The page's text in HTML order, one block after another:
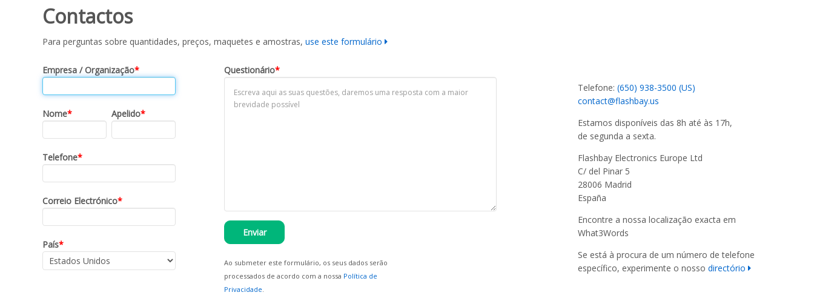
Contactos
Para perguntas sobre quantidades, preços, maquetes e amostras, use este formulário
Empresa / Organização*
Nome* Apelido*
Telefone*
Correio Electrónico*
País*
Questionário*
Enviar
Ao submeter este formulário, os seus dados serão
processados de acordo com a nossa Política de
Privacidade.
Telefone: (650) 938-3500 (US)
contact@flashbay.us
Estamos disponíveis das 8h até às 17h,
de segunda a sexta.
Flashbay Electronics Europe Ltd
C/ del Pinar 5
28006 Madrid
España
Encontre a nossa localização exacta em
What3Words
Se está à procura de um número de telefone
específico, experimente o nosso directório